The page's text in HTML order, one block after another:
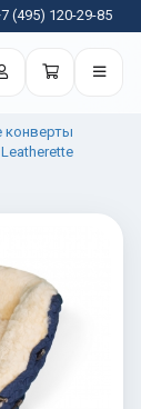
(495) 120-29-85
конверты